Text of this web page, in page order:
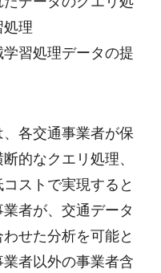
処理
習処理データの提
各交通事業者が保
的なクエリ処理、
ストで実現すると
者が、交通データ
せた分析を可能と
者以外の事業者含